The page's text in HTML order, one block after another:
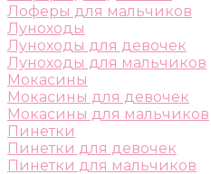
Лоферы для мальчиков
Луноходы
Луноходы для девочек
Луноходы для мальчиков
Мокасины
Мокасины для девочек
Мокасины для мальчиков
Пинетки
Пинетки для девочек
Пинетки для мальчиков